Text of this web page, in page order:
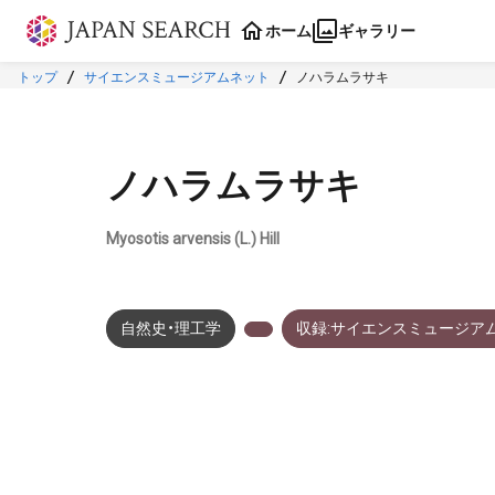
本文に飛ぶ
ホーム ギャラリー
トップ サイエンスミュージアムネット ノハラムラサキ
ノハラムラサキ
Myosotis arvensis (L.) Hill
自然史・理工学 収録:サイエンスミュージア